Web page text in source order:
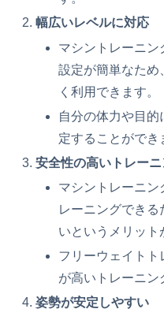
幅広いレベルに対応
マシントレーニン
設定が簡単なため
く利用できます。
自分の体力や目
定することができ
安全性の高いトレー
マシントレーニン
レーニングできる
いというメリット
フリーウェイトト
が高いトレーニン
姿勢が安定しやすい